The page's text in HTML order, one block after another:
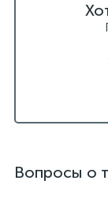
Вопросы о